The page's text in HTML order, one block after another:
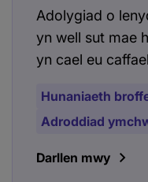
Adolygiad o
yn well sut mae
yn cael eu
Hunaniaeth
Adroddiad
Darllen mwy